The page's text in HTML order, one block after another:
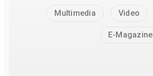
Multimedia Video
E-Magazine